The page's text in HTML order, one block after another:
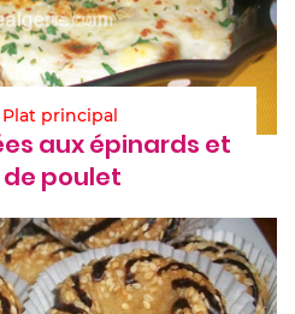
Plat principal
aux épinards et
poulet